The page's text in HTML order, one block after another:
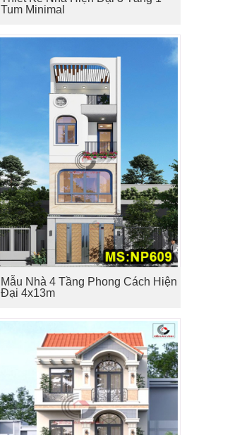
Tum Minimal
Mẫu Nhà 4 Tầng Phong Cách Hiện
Đại 4x13m